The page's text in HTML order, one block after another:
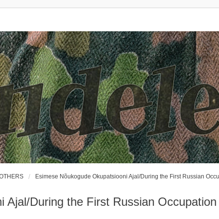
Esimese Nõukogude Okupatsiooni Ajal/During the First Russian
Ajal/During the First Russian Occupation